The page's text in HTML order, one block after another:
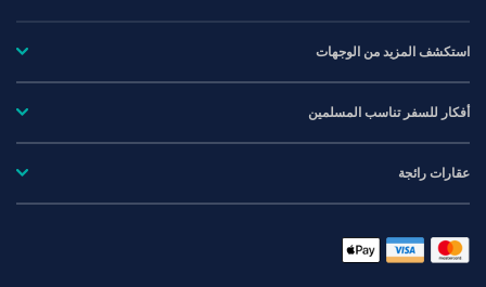
استكشف المزيد من الوجهات
أفكار للسفر تناسب المسلمين
عقارات رائجة